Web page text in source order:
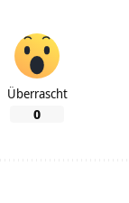
Überrascht
0